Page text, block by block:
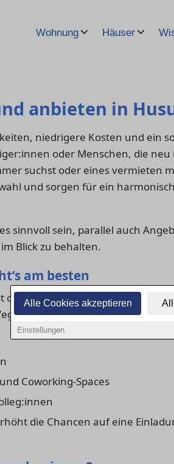
Alle Cookies akzeptieren
Einstellungen
Wohnung Häuser
anbieten in
niedrigere Kosten und ein
oder Menschen, die neu
suchst oder eines vermieten
und sorgen für ein
sinnvoll sein, parallel auch
im Blick zu behalten.
am besten
oft eine Mischung aus guter
Coworking-Spaces
die Chancen auf eine